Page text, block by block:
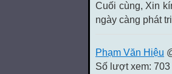
Cuối cùng, Xin
ngày càng phát
Phạm Văn Hiệu
Số lượt xem: 703